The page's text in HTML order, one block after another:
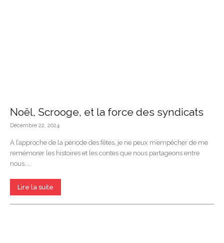
Noël, Scrooge, et la force des syndicats
Décembre 22, 2024
À l’approche de la période des fêtes, je ne peux m’empêcher de me
remémorer les histoires et les contes que nous partageons entre
nous....
Lire la suite